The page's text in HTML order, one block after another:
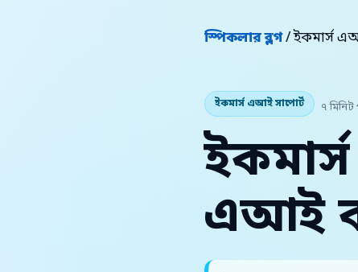
স্পিকলার ব্লগ/ ইকমার্স
ইকমার্স এআই সাপোর্ট ৭
এআই